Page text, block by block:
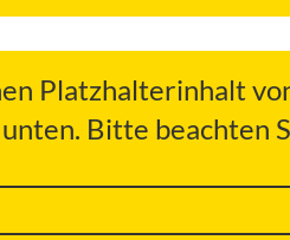
Platzhalterinhalt
Bitte beachten